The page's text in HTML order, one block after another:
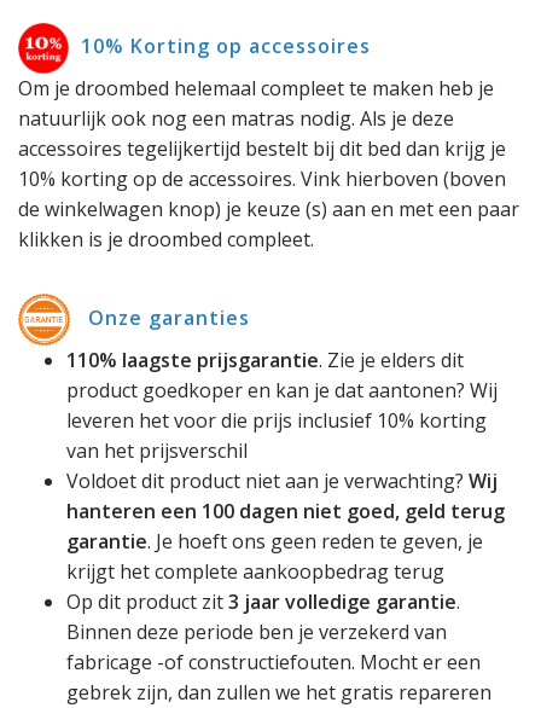
10% Korting op accessoires
Om je droombed helemaal compleet te maken heb je
natuurlijk ook nog een matras nodig. Als je deze
accessoires tegelijkertijd bestelt bij dit bed dan krijg je
10% korting op de accessoires. Vink hierboven (boven
de winkelwagen knop) je keuze (s) aan en met een paar
klikken is je droombed compleet.
Onze garanties
110% laagste prijsgarantie. Zie je elders dit
product goedkoper en kan je dat aantonen? Wij
leveren het voor die prijs inclusief 10% korting
van het prijsverschil
Voldoet dit product niet aan je verwachting? Wij
hanteren een 100 dagen niet goed, geld terug
garantie. Je hoeft ons geen reden te geven, je
krijgt het complete aankoopbedrag terug
Op dit product zit3 jaar volledige garantie.
Binnen deze periode ben je verzekerd van
fabricage -of constructiefouten. Mocht er een
gebrek zijn, dan zullen we het gratis repareren